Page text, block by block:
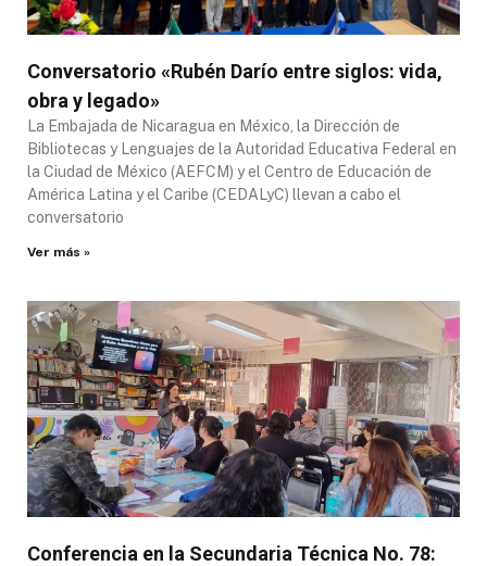
Conversatorio «Rubén Darío entre siglos: vida,
obra y legado»
La Embajada de Nicaragua en México, la Dirección de
Bibliotecas y Lenguajes de la Autoridad Educativa Federal en
la Ciudad de México (AEFCM) y el Centro de Educación de
América Latina y el Caribe (CEDALyC) llevan a cabo el
conversatorio
Ver más »
Conferencia en la Secundaria Técnica No. 78: